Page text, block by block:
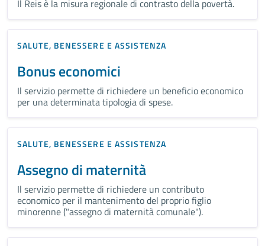
Il Reis è la misura regionale di contrasto della povertà.
SALUTE, BENESSERE E ASSISTENZA
Bonus economici
Il servizio permette di richiedere un beneficio economico
per una determinata tipologia di spese.
SALUTE, BENESSERE E ASSISTENZA
Assegno di maternità
Il servizio permette di richiedere un contributo
economico per il mantenimento del proprio figlio
minorenne ("assegno di maternità comunale").